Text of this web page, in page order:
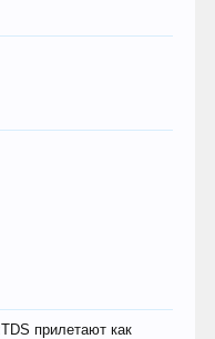
прилетают как